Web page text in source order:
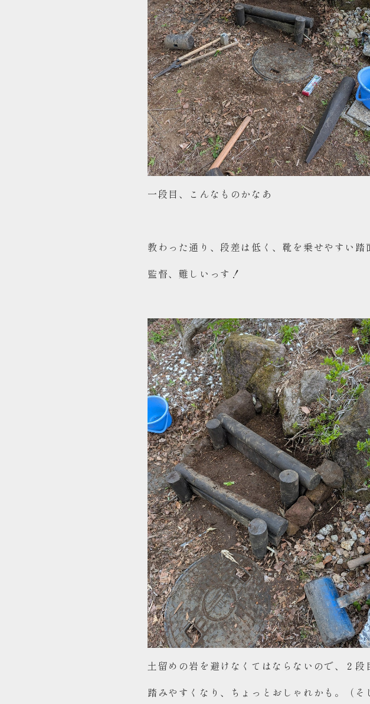
一段目、こんなものかなあ
教わった通り、段差は低く、靴を乗せやすい踏
監督、難しいっす！
土留めの岩を避けなくてはならないので、２段
踏みやすくなり、ちょっとおしゃれかも。（